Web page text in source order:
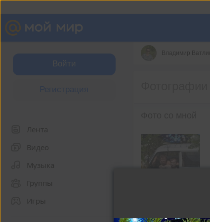
Войти
Лента
Видео
Музыка
Группы
Игры
Владимир Ватлин